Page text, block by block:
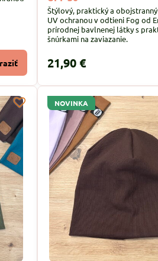
Štýlový, praktický a
UV ochranou v odtieni Fog od
prírodnej bavlnenej látky s
šnúrkami na zaviazanie.
21,90 €
NOVINKA